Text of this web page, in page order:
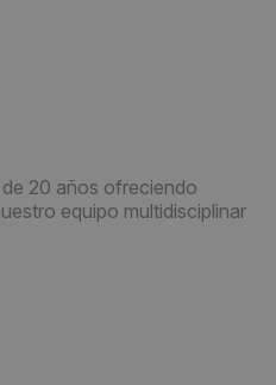
20 años ofreciendo
equipo multidisciplinar